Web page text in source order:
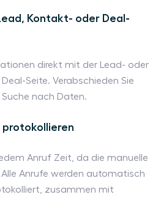
Kontakt- oder Deal-
direkt mit der Lead- oder
Seite. Verabschieden Sie
nach Daten.
Anruf Zeit, da die manuelle
Anrufe werden automatisch
zusammen mit